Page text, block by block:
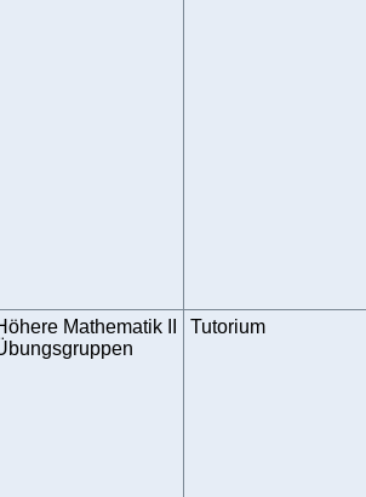
Mathematik II
Tutorium